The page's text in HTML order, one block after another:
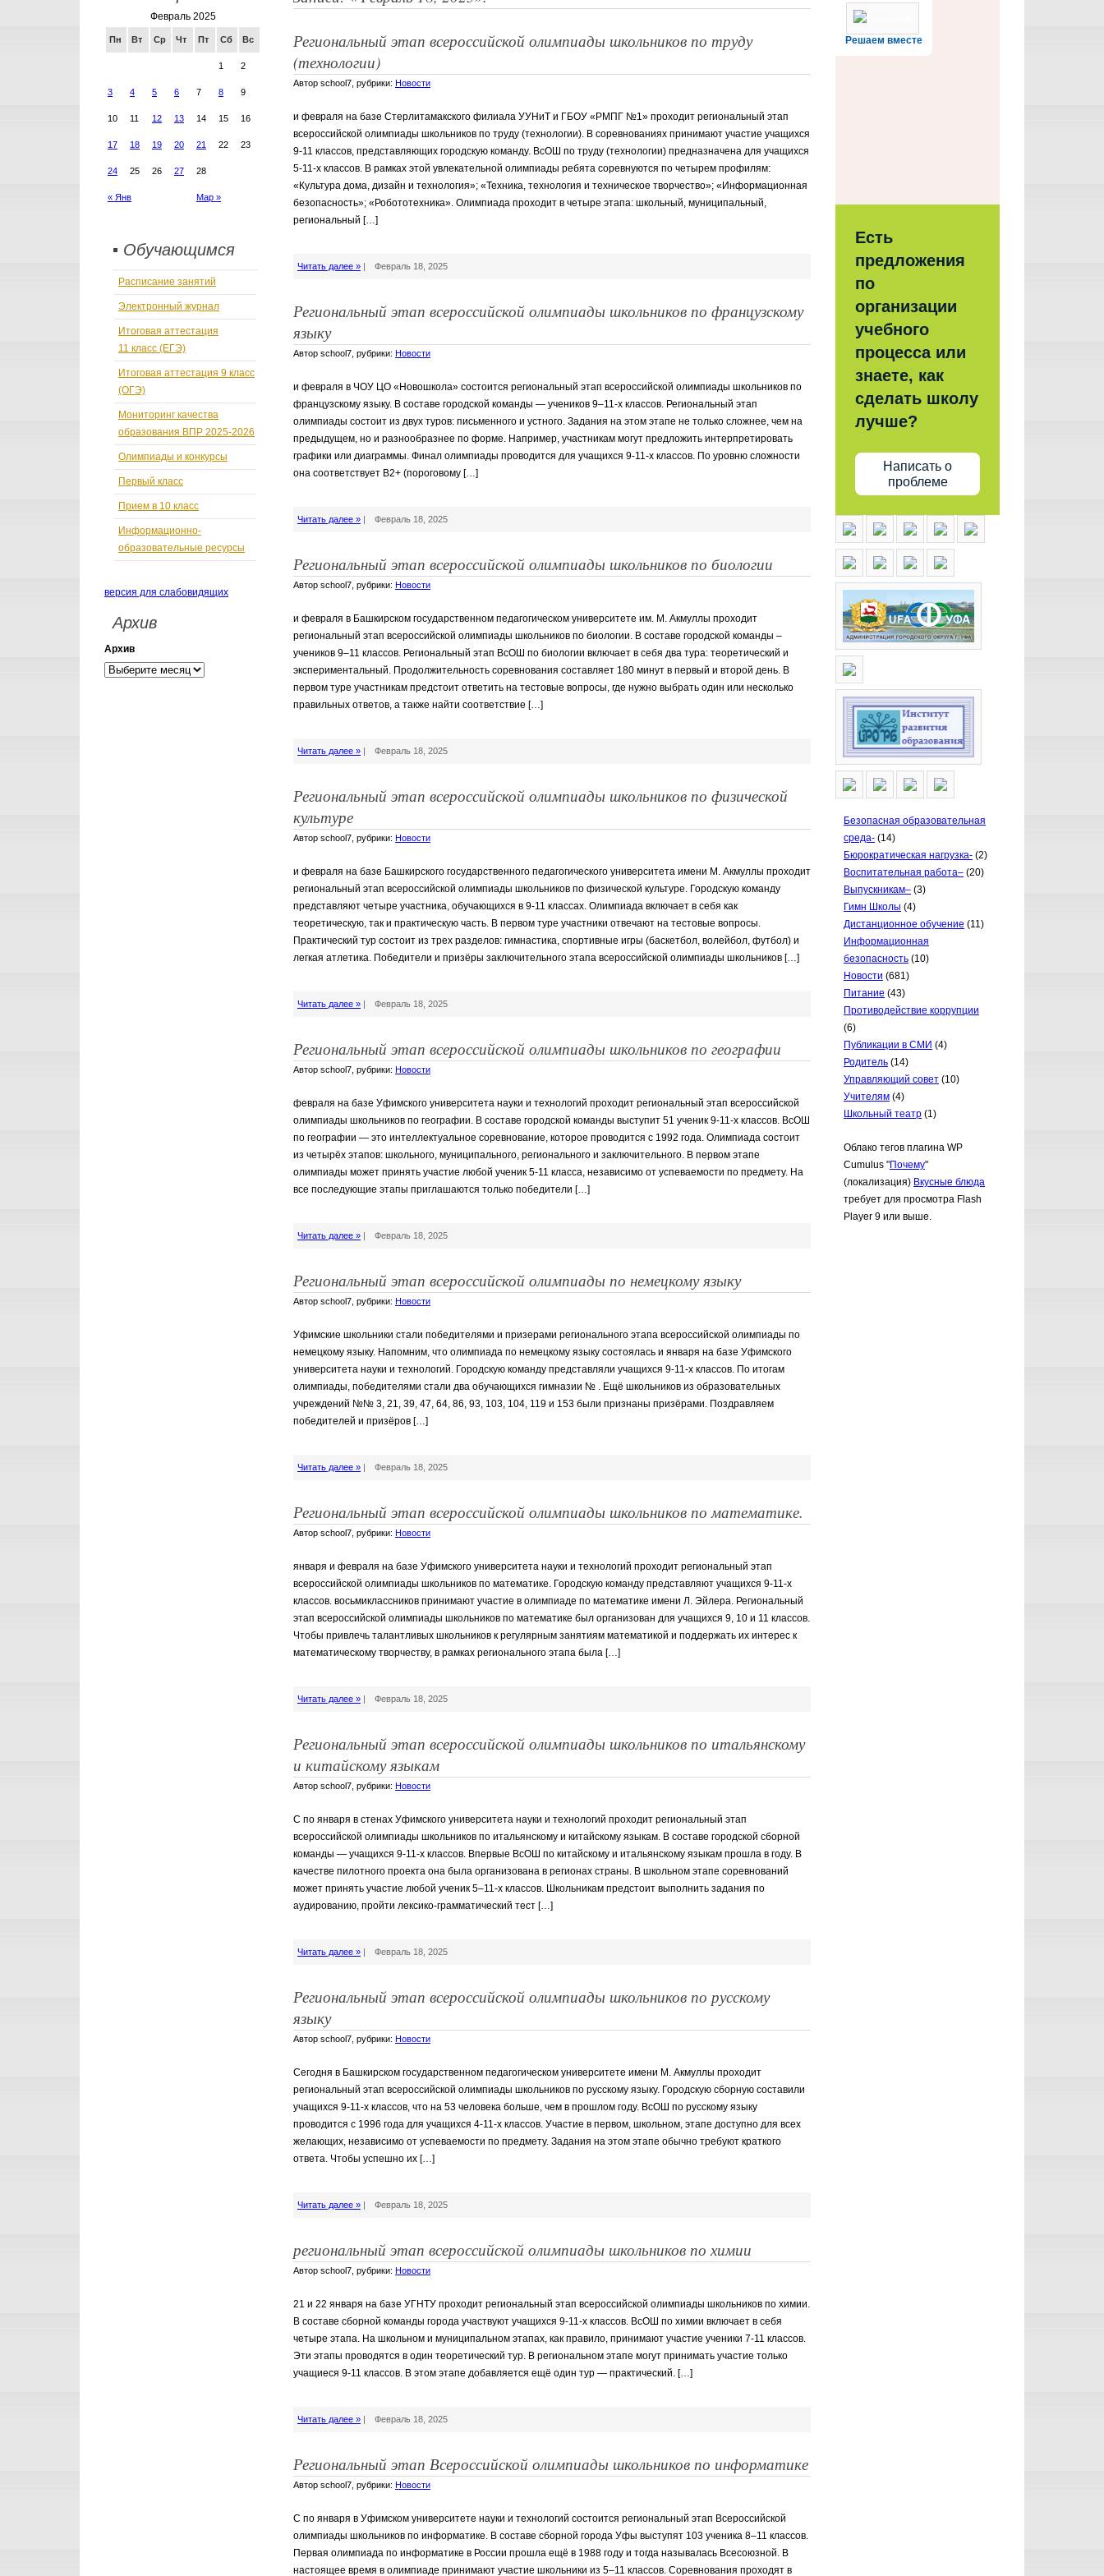
ИНФОРМАЦИОННАЯ БЕЗОПАСНОСТЬ
НОВОСТИ
ПИТАНИЕ
ПРОТИВОДЕЙСТВИЕ КОРРУПЦИИ
ПУБЛИКАЦИИ В СМИ
УПРАВЛЯЮЩИЙ СОВЕТ
ШКОЛЬНЫЙ ТЕАТР
Февраль 2025
Пн Вт Ср Чт Пт Сб Вс
« Янв Мар »
1 2
3 4 5 6 7 8 9
10 11 12 13 14 15 16
17 18 19 20 21 22 23
24 25 26 27 28
▪ Обучающимся
Расписание занятий
Электронный журнал
Итоговая аттестация
11 класс (ЕГЭ)
Итоговая аттестация 9 класс
(ОГЭ)
Мониторинг качества
образования ВПР 2025-2026
Олимпиады и конкурсы
Первый класс
Прием в 10 класс
Информационно-
образовательные ресурсы
версия для слабовидящих
Архив
Архив
Решаем вместе
Есть
предложения
по
организации
учебного
процесса или
знаете, как
сделать школу
лучше?
Написать о
проблеме
Безопасная образовательная
среда- (14)
Бюрократическая нагрузка- (2)
Воспитательная работа– (20)
Выпускникам– (3)
Гимн Школы (4)
Дистанционное обучение (11)
Информационная
безопасность (10)
Новости (681)
Питание (43)
Противодействие коррупции
(6)
Публикации в СМИ (4)
Родитель (14)
Управляющий совет (10)
Учителям (4)
Школьный театр (1)
Облако тегов плагина WP
Cumulus "Почему"
(локализация) Вкусные блюда
требует для просмотра Flash
Player 9 или выше.
Региональный этап всероссийской олимпиады школьников по труду
(технологии)
Автор school7, рубрики: Новости
и февраля на базе Стерлитамакского филиала УУНиТ и ГБОУ «РМПГ №1» проходит региональный этап
всероссийской олимпиады школьников по труду (технологии). В соревнованиях принимают участие учащихся
9-11 классов, представляющих городскую команду. ВсОШ по труду (технологии) предназначена для учащихся
5-11-х классов. В рамках этой увлекательной олимпиады ребята соревнуются по четырем профилям:
«Культура дома, дизайн и технология»; «Техника, технология и техническое творчество»; «Информационная
безопасность»; «Робототехника». Олимпиада проходит в четыре этапа: школьный, муниципальный,
региональный […]
Читать далее » | Февраль 18, 2025
Региональный этап всероссийской олимпиады школьников по французскому
языку
Автор school7, рубрики: Новости
и февраля в ЧОУ ЦО «Новошкола» состоится региональный этап всероссийской олимпиады школьников по
французскому языку. В составе городской команды — учеников 9–11-х классов. Региональный этап
олимпиады состоит из двух туров: письменного и устного. Задания на этом этапе не только сложнее, чем на
предыдущем, но и разнообразнее по форме. Например, участникам могут предложить интерпретировать
графики или диаграммы. Финал олимпиады проводится для учащихся 9-11-х классов. По уровню сложности
она соответствует В2+ (пороговому […]
Читать далее » | Февраль 18, 2025
Региональный этап всероссийской олимпиады школьников по биологии
Автор school7, рубрики: Новости
и февраля в Башкирском государственном педагогическом университете им. М. Акмуллы проходит
региональный этап всероссийской олимпиады школьников по биологии. В составе городской команды –
учеников 9–11 классов. ️Региональный этап ВсОШ по биологии включает в себя два тура: теоретический и
экспериментальный. Продолжительность соревнования составляет 180 минут в первый и второй день. ️В
первом туре участникам предстоит ответить на тестовые вопросы, где нужно выбрать один или несколько
правильных ответов, а также найти соответствие […]
Читать далее » | Февраль 18, 2025
Региональный этап всероссийской олимпиады школьников по физической
культуре
Автор school7, рубрики: Новости
и февраля на базе Башкирского государственного педагогического университета имени М. Акмуллы проходит
региональный этап всероссийской олимпиады школьников по физической культуре. Городскую команду
представляют четыре участника, обучающихся в 9-11 классах. ️Олимпиада включает в себя как
теоретическую, так и практическую часть. В первом туре участники отвечают на тестовые вопросы.
️Практический тур состоит из трех разделов: гимнастика, спортивные игры (баскетбол, волейбол, футбол) и
легкая атлетика. Победители и призёры заключительного этапа всероссийской олимпиады школьников […]
Читать далее » | Февраль 18, 2025
Региональный этап всероссийской олимпиады школьников по географии
Автор school7, рубрики: Новости
февраля на базе Уфимского университета науки и технологий проходит региональный этап всероссийской
олимпиады школьников по географии. В составе городской команды выступит 51 ученик 9-11-х классов. ️ВсОШ
по географии — это интеллектуальное соревнование, которое проводится с 1992 года. ️Олимпиада состоит
из четырёх этапов: школьного, муниципального, регионального и заключительного. ️В первом этапе
олимпиады может принять участие любой ученик 5-11 класса, независимо от успеваемости по предмету. На
все последующие этапы приглашаются только победители […]
Читать далее » | Февраль 18, 2025
Региональный этап всероссийской олимпиады по немецкому языку
Автор school7, рубрики: Новости
Уфимские школьники стали победителями и призерами регионального этапа всероссийской олимпиады по
немецкому языку. Напомним, что олимпиада по немецкому языку состоялась и января на базе Уфимского
университета науки и технологий. Городскую команду представляли учащихся 9-11-х классов. По итогам
олимпиады, победителями стали два обучающихся гимназии № . Ещё школьников из образовательных
учреждений №№ 3, 21, 39, 47, 64, 86, 93, 103, 104, 119 и 153 были признаны призёрами. Поздравляем
победителей и призёров […]
Читать далее » | Февраль 18, 2025
Региональный этап всероссийской олимпиады школьников по математике.
Автор school7, рубрики: Новости
января и февраля на базе Уфимского университета науки и технологий проходит региональный этап
всероссийской олимпиады школьников по математике. Городскую команду представляют учащихся 9-11-х
классов. восьмиклассников принимают участие в олимпиаде по математике имени Л. Эйлера. Региональный
этап всероссийской олимпиады школьников по математике был организован для учащихся 9, 10 и 11 классов.
Чтобы привлечь талантливых школьников к регулярным занятиям математикой и поддержать их интерес к
математическому творчеству, в рамках регионального этапа была […]
Читать далее » | Февраль 18, 2025
Региональный этап всероссийской олимпиады школьников по итальянскому
и китайскому языкам
Автор school7, рубрики: Новости
С по января в стенах Уфимского университета науки и технологий проходит региональный этап
всероссийской олимпиады школьников по итальянскому и китайскому языкам. В составе городской сборной
команды — учащихся 9-11-х классов. Впервые ВсОШ по китайскому и итальянскому языкам прошла в году. В
качестве пилотного проекта она была организована в регионах страны. В школьном этапе соревнований
может принять участие любой ученик 5–11-х классов. Школьникам предстоит выполнить задания по
аудированию, пройти лексико-грамматический тест […]
Читать далее » | Февраль 18, 2025
Региональный этап всероссийской олимпиады школьников по русскому
языку
Автор school7, рубрики: Новости
Сегодня в Башкирском государственном педагогическом университете имени М. Акмуллы проходит
региональный этап всероссийской олимпиады школьников по русскому языку. Городскую сборную составили
учащихся 9-11-х классов, что на 53 человека больше, чем в прошлом году. ВсОШ по русскому языку
проводится с 1996 года для учащихся 4-11-х классов. Участие в первом, школьном, этапе доступно для всех
желающих, независимо от успеваемости по предмету. Задания на этом этапе обычно требуют краткого
ответа. Чтобы успешно их […]
Читать далее » | Февраль 18, 2025
региональный этап всероссийской олимпиады школьников по химии
Автор school7, рубрики: Новости
21 и 22 января на базе УГНТУ проходит региональный этап всероссийской олимпиады школьников по химии.
В составе сборной команды города участвуют учащихся 9-11-х классов. ВсОШ по химии включает в себя
четыре этапа. На школьном и муниципальном этапах, как правило, принимают участие ученики 7-11 классов.
Эти этапы проводятся в один теоретический тур. В региональном этапе могут принимать участие только
учащиеся 9-11 классов. В этом этапе добавляется ещё один тур — практический. […]
Читать далее » | Февраль 18, 2025
Региональный этап Всероссийской олимпиады школьников по информатике
Автор school7, рубрики: Новости
С по января в Уфимском университете науки и технологий состоится региональный этап Всероссийской
олимпиады школьников по информатике. В составе сборной города Уфы выступят 103 ученика 8–11 классов.
️Первая олимпиада по информатике в России прошла ещё в 1988 году и тогда называлась Всесоюзной. В
настоящее время в олимпиаде принимают участие школьники из 5–11 классов. ️Соревнования проходят в